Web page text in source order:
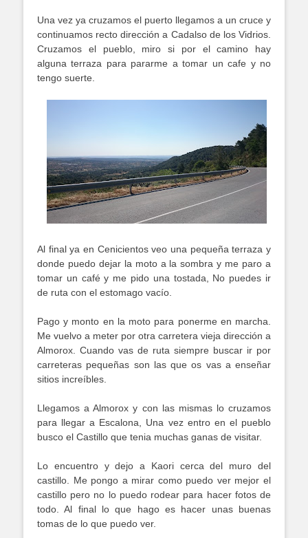
Una vez ya cruzamos el puerto llegamos a un cruce y
continuamos recto dirección a Cadalso de los Vidrios.
Cruzamos el pueblo, miro si por el camino hay
alguna terraza para pararme a tomar un cafe y no
tengo suerte.
Al final ya en Cenicientos veo una pequeña terraza y
donde puedo dejar la moto a la sombra y me paro a
tomar un café y me pido una tostada, No puedes ir
de ruta con el estomago vacío.
Pago y monto en la moto para ponerme en marcha.
Me vuelvo a meter por otra carretera vieja dirección a
Almorox. Cuando vas de ruta siempre buscar ir por
carreteras pequeñas son las que os vas a enseñar
sitios increíbles.
Llegamos a Almorox y con las mismas lo cruzamos
para llegar a Escalona, Una vez entro en el pueblo
busco el Castillo que tenia muchas ganas de visitar.
Lo encuentro y dejo a Kaori cerca del muro del
castillo. Me pongo a mirar como puedo ver mejor el
castillo pero no lo puedo rodear para hacer fotos de
todo. Al final lo que hago es hacer unas buenas
tomas de lo que puedo ver.